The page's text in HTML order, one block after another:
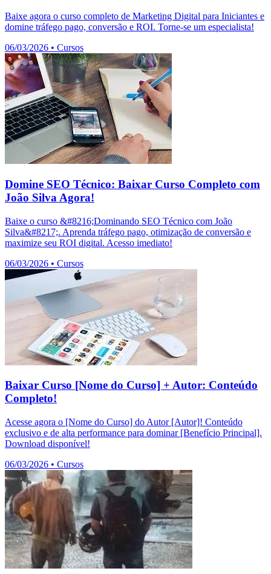
Baixe agora o curso completo de Marketing Digital para Iniciantes e
domine tráfego pago, conversão e ROI. Torne-se um especialista!
06/03/2026 • Cursos
Domine SEO Técnico: Baixar Curso Completo com
João Silva Agora!
Baixe o curso &#8216;Dominando SEO Técnico com João
Silva&#8217;. Aprenda tráfego pago, otimização de conversão e
maximize seu ROI digital. Acesso imediato!
06/03/2026 • Cursos
Baixar Curso [Nome do Curso] + Autor: Conteúdo
Completo!
Acesse agora o [Nome do Curso] do Autor [Autor]! Conteúdo
exclusivo e de alta performance para dominar [Benefício Principal].
Download disponível!
06/03/2026 • Cursos